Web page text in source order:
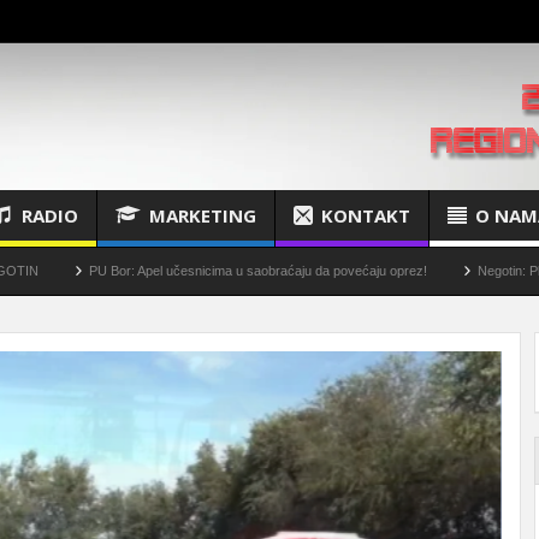
RADIO MARKETING KONTAKT O
PU Bor: Apel učesnicima u saobraćaju da povećaju oprez! Negotin: Plansko